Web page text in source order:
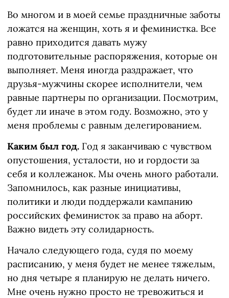
Во многом и в моей семье праздничные заботы
ложатся на женщин, хоть я и феминистка. Все
равно приходится давать мужу
подготовительные распоряжения, которые он
выполняет. Меня иногда раздражает, что
друзья-мужчины скорее исполнители, чем
равные партнеры по организации. Посмотрим,
будет ли иначе в этом году. Возможно, это у
меня проблемы с равным делегированием.
Каким был год. Год я заканчиваю с чувством
опустошения, усталости, но и гордости за
себя и коллежанок. Мы очень много работали.
Запомнилось, как разные инициативы,
политики и люди поддержали кампанию
российских феминисток за право на аборт.
Важно видеть эту солидарность.
Начало следующего года, судя по моему
расписанию, у меня будет не менее тяжелым,
но дня четыре я планирую не делать ничего.
Мне очень нужно просто не тревожиться и